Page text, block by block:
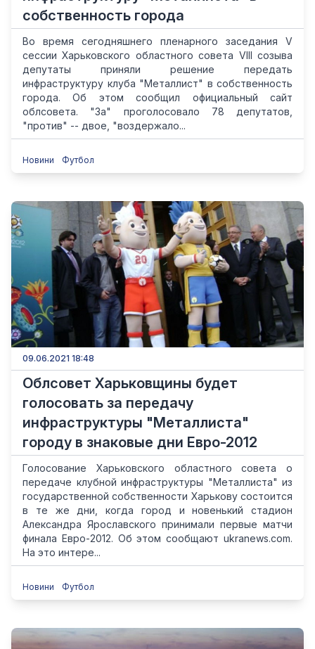
собственность города
Во время сегодняшнего пленарного заседания V
сессии Харьковского областного совета VIII созыва
депутаты приняли решение передать
инфраструктуру клуба "Металлист" в собственность
города. Об этом сообщил официальный сайт
облсовета. "За" проголосовало 78 депутатов,
"против" -- двое, "воздержало...
Новини Футбол
09.06.2021 18:48
Облсовет Харьковщины будет
голосовать за передачу
инфраструктуры "Металлиста"
городу в знаковые дни Евро-2012
Голосование Харьковского областного совета о
передаче клубной инфраструктуры "Металлиста" из
государственной собственности Харькову состоится
в те же дни, когда город и новенький стадион
Александра Ярославского принимали первые матчи
финала Евро-2012. Об этом сообщают ukranews.com.
На это интере...
Новини Футбол